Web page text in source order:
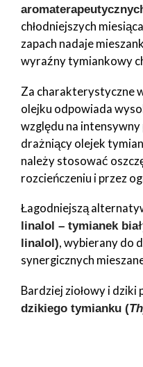
chłodniejszych
zapach nadaje
wyraźny tymiankowy
Za charakterystyczne
olejku odpowiada
względu na
drażniący olejek
należy stosować
rozcieńczeniu i przez
Łagodniejszą
linalol – tymianek
linalol), wybierany do
synergicznych
Bardziej ziołowy i
dzikiego tymianku (